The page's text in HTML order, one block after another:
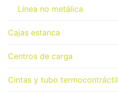
Línea no metálica
Cajas estanca
Centros de carga
Cintas y tubo termocontráctil